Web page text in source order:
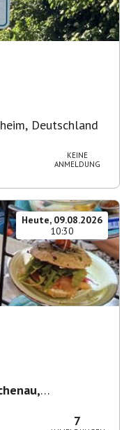
Deutschland
KEINE
ANMELDUNG
Heute, 09.08.2026
10:30
7